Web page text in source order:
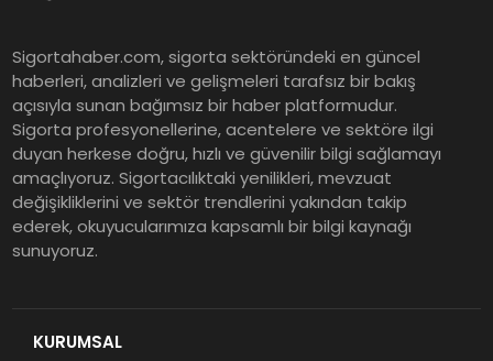
Yarısına İlişkin Konsolide Finansal
Sonuçlarını Açıkladı
EY Küresel Siber Güvenlik
Araştırması: Yapay Zekâ Destekli
Tehditler ve Kurumsal
Dayanıklılık
Sigortahaber.com, sigorta sektöründeki en güncel
haberleri, analizleri ve gelişmeleri tarafsız bir bakış
açısıyla sunan bağımsız bir haber platformudur.
Sigorta profesyonellerine, acentelere ve sektöre ilgi
duyan herkese doğru, hızlı ve güvenilir bilgi sağlamayı
amaçlıyoruz. Sigortacılıktaki yenilikleri, mevzuat
değişikliklerini ve sektör trendlerini yakından takip
ederek, okuyucularımıza kapsamlı bir bilgi kaynağı
sunuyoruz.
KURUMSAL